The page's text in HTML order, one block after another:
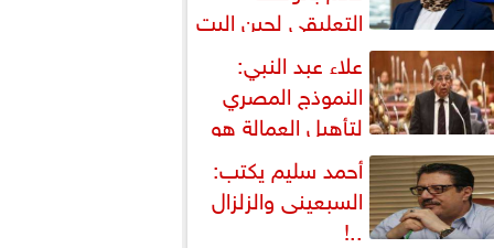
التعليقي لحين البت
الطعن على... علاء عبد النبي:
النموذج المصري
لتأهيل العمالة هو
العملي والأمثل لأزمات...
أحمد سليم يكتب:
السبعينى والزلزال
..!